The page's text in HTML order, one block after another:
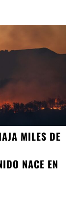
MILES DE
NACE EN